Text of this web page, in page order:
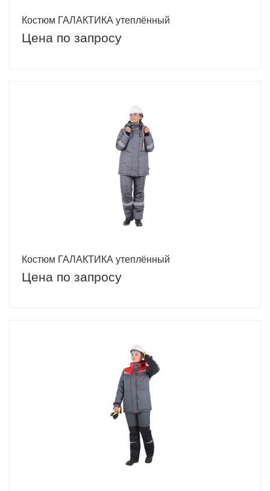
Костюм ГАЛАКТИКА утеплённый
Цена по запросу
Костюм ГАЛАКТИКА утеплённый
Цена по запросу